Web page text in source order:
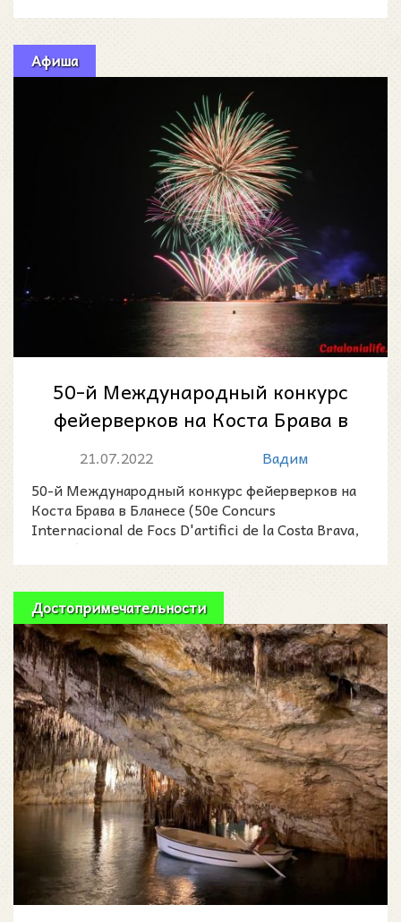
Афиша
50-й Международный конкурс
фейерверков на Коста Брава в
21.07.2022
Вадим
50-й Международный конкурс фейерверков на
Коста Брава в Бланесе (50e Concurs
Internacional de Focs D'artifici de la Costa Brava,
Blanes) проходи
Достопримечательности